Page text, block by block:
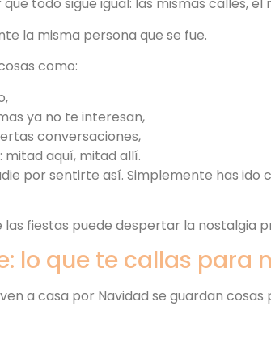
todo sigue igual: las mismas calles, el
la misma persona que se fue.
como:
ya no te interesan,
conversaciones,
aquí, mitad allí.
por sentirte así. Simplemente has
las fiestas puede despertar la nostalgia
lo que te callas para
a casa por Navidad se guardan